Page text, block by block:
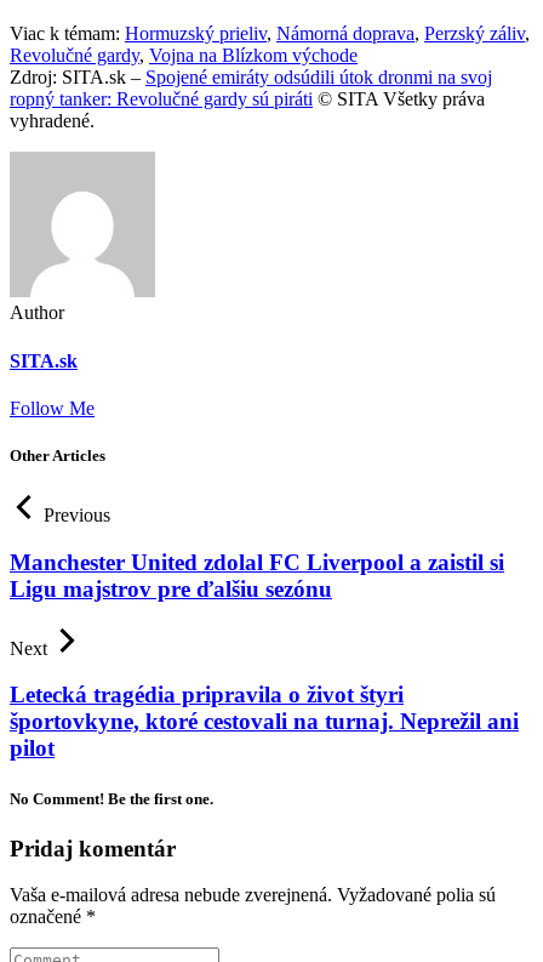
Viac k témam: Hormuzský prieliv, Námorná doprava, Perzský záliv,
Revolučné gardy, Vojna na Blízkom východe
Zdroj: SITA.sk – Spojené emiráty odsúdili útok dronmi na svoj
ropný tanker: Revolučné gardy sú piráti © SITA Všetky práva
vyhradené.
Author
SITA.sk
Follow Me
Other Articles
Previous
Manchester United zdolal FC Liverpool a zaistil si
Ligu majstrov pre ďalšiu sezónu
Next
Letecká tragédia pripravila o život štyri
športovkyne, ktoré cestovali na turnaj. Neprežil ani
pilot
No Comment! Be the first one.
Pridaj komentár
Vaša e-mailová adresa nebude zverejnená. Vyžadované polia sú
označené *